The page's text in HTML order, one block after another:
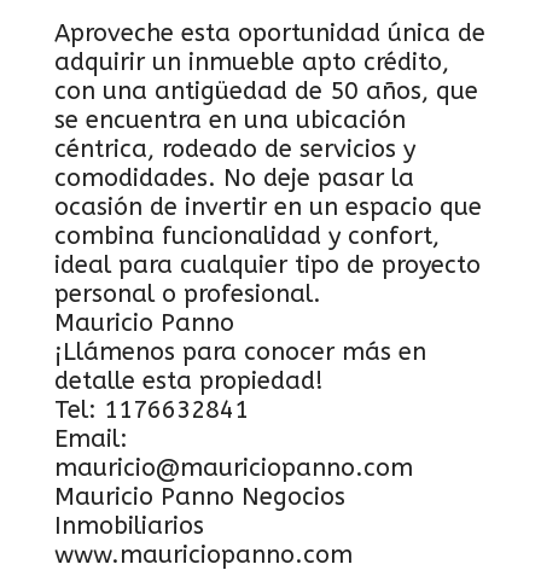
Aproveche esta oportunidad única de
adquirir un inmueble apto crédito,
con una antigüedad de 50 años, que
se encuentra en una ubicación
céntrica, rodeado de servicios y
comodidades. No deje pasar la
ocasión de invertir en un espacio que
combina funcionalidad y confort,
ideal para cualquier tipo de proyecto
personal o profesional.
Mauricio Panno
¡Llámenos para conocer más en
detalle esta propiedad!
Tel: 1176632841
Email:
mauricio@mauriciopanno.com
Mauricio Panno Negocios
Inmobiliarios
www.mauriciopanno.com